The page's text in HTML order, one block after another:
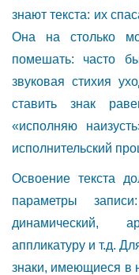
знают текста: их
Она на столько
помешать: часто
звуковая стихия
ставить знак
«исполняю
исполнительский
Освоение текста
параметры
динамический,
аппликатуру и т.д.
знаки, имеющиеся в